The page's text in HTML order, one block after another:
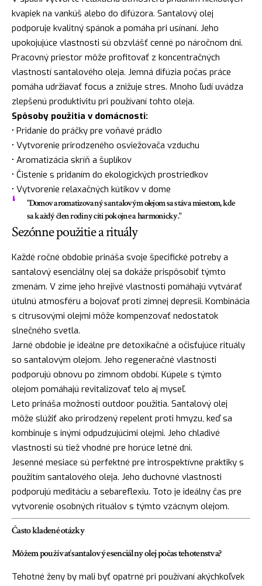
kvapiek na vankúš alebo do difúzora. Santalový olej
podporuje kvalitný spánok a pomáha pri usínaní. Jeho
upokojujúce vlastnosti sú obzvlášť cenné po náročnom dni.
Pracovný priestor môže profitovať z koncentračných
vlastností santalového oleja. Jemná difúzia počas práce
pomáha udržiavať focus a znižuje stres. Mnoho ľudí uvádza
zlepšenú produktivitu pri používaní tohto oleja.
Spôsoby použitia v domácnosti:
• Pridanie do práčky pre voňavé prádlo
• Vytvorenie prirodzeného osviežovača vzduchu
• Aromatizácia skríň a šuplíkov
• Čistenie s pridaním do ekologických prostriedkov
• Vytvorenie relaxačných kútikov v dome
"Domov aromatizovaný santalovým olejom sa stáva miestom, kde
sa každý člen rodiny cíti pokojne a harmonicky."
Sezónne použitie a rituály
Každé ročné obdobie prináša svoje špecifické potreby a
santalový esenciálny olej sa dokáže prispôsobiť týmto
zmenám. V zime jeho hrejivé vlastnosti pomáhajú vytvárať
útulnú atmosféru a bojovať proti zimnej depresii. Kombinácia
s citrusovými olejmi môže kompenzovať nedostatok
slnečného svetla.
Jarné obdobie je ideálne pre detoxikačné a očisťujúce rituály
so santalovým olejom. Jeho regeneračné vlastnosti
podporujú obnovu po zimnom období. Kúpele s týmto
olejom pomáhajú revitalizovať telo aj myseľ.
Leto prináša možnosti outdoor použitia. Santalový olej
môže slúžiť ako prirodzený repelent proti hmyzu, keď sa
kombinuje s inými odpudzujúcimi olejmi. Jeho chladivé
vlastnosti sú tiež vhodné pre horúce letné dni.
Jesenné mesiace sú perfektné pre introspektívne praktiky s
použitím santalového oleja. Jeho duchovné vlastnosti
podporujú meditáciu a sebareflexiu. Toto je ideálny čas pre
vytvorenie osobných rituálov s týmto vzácnym olejom.
Často kladené otázky
Môžem používať santalový esenciálny olej počas tehotenstva?
Tehotné ženy by mali byť opatrné pri používaní akýchkoľvek